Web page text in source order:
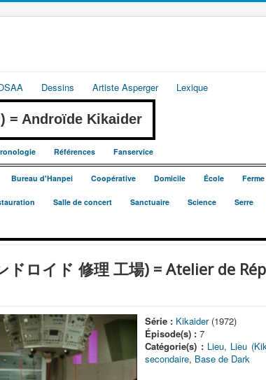
Dessins Artiste Asperger Lexique
= Androïde Kikaider
Références Fanservice
Bureau d'Hanpei Coopérative Domicile École Ferme
Salle de concert Sanctuaire Science Serre
ロイド 修理 工場) = Atelier de
Série : Kikaider(1972)
Épisode(s) : 7
Catégorie(s) : Lieu, Lieu
secondaire, Base de Dark